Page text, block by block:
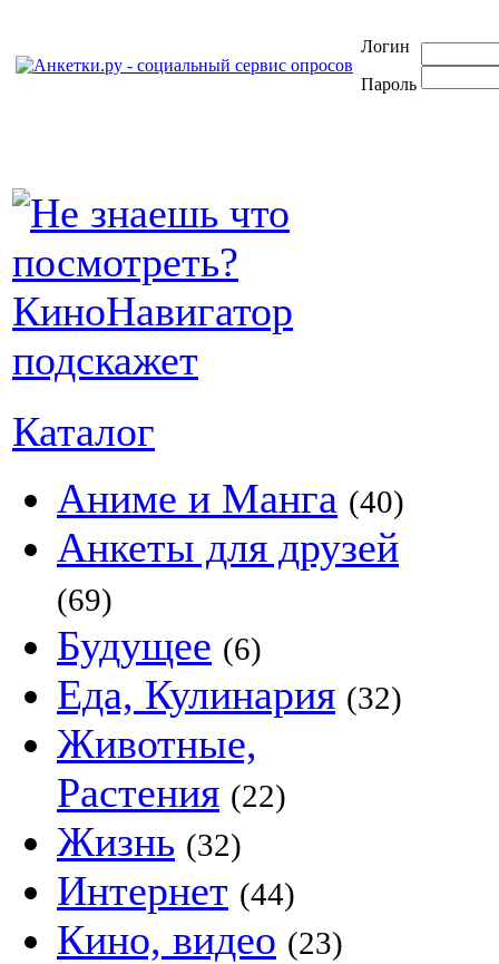
Логин
Пароль
Каталог
Аниме и Манга (40)
Анкеты для друзей
(69)
Будущее (6)
Еда, Кулинария (32)
Животные,
Растения (22)
Жизнь (32)
Интернет (44)
Кино, видео (23)